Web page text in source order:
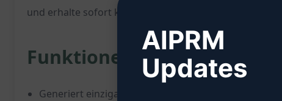
und erhalte sofort kreative und ansprechende Blog-
Funktionen:
Generiert einzigartige und trendige Blog-Titel
AIPRM
Updates